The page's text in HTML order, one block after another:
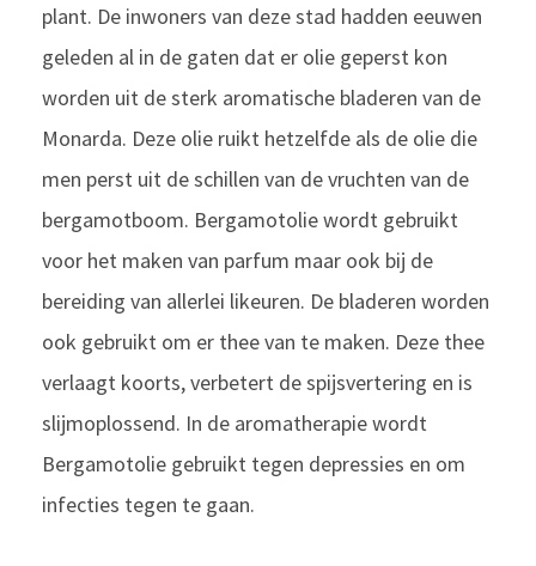
plant. De inwoners van deze stad hadden eeuwen
geleden al in de gaten dat er olie geperst kon
worden uit de sterk aromatische bladeren van de
Monarda. Deze olie ruikt hetzelfde als de olie die
men perst uit de schillen van de vruchten van de
bergamotboom. Bergamotolie wordt gebruikt
voor het maken van parfum maar ook bij de
bereiding van allerlei likeuren. De bladeren worden
ook gebruikt om er thee van te maken. Deze thee
verlaagt koorts, verbetert de spijsvertering en is
slijmoplossend. In de aromatherapie wordt
Bergamotolie gebruikt tegen depressies en om
infecties tegen te gaan.